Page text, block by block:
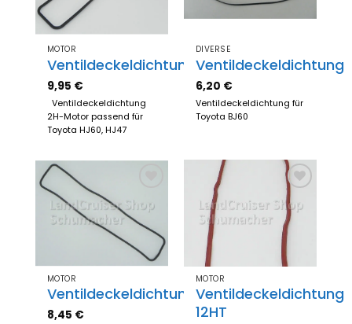
MOTOR
Ventildeckeldichtung
9,95 €
Ventildeckeldichtung
2H-Motor passend für
Toyota HJ60, HJ47
DIVERSE
Ventildeckeldichtung
6,20 €
Ventildeckeldichtung für
Toyota BJ60
Zum
Merkzettel
hinzufügen
MOTOR
Ventildeckeldichtung
8,45 €
Zum
Merkzettel
hinzufügen
MOTOR
Ventildeckeldichtung
12HT